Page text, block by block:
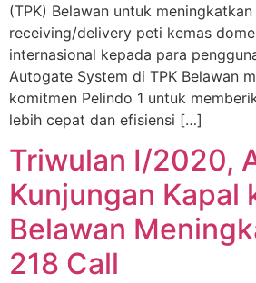
(TPK) Belawan untuk
receiving/delivery peti kemas
internasional kepada para
Autogate System di TPK Belawan
komitmen Pelindo 1 untuk
lebih cepat dan efisiensi […]
Triwulan I/2020,
Kunjungan Kapal
Belawan
218 Call